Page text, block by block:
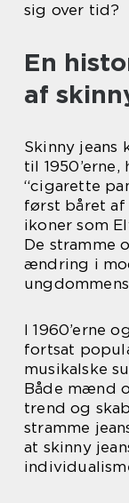
sig over tid?
En
af
Skinny jeans
til
“cigarette
først båret af
ikoner som
De stramme
ændring i
I 1960’erne
fortsat
musikalske
Både mænd
trend og
stramme
at skinny